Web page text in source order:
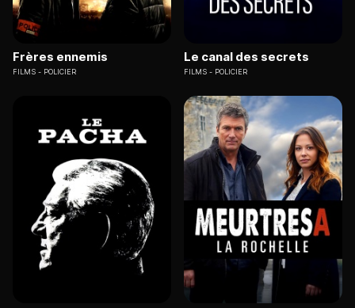
Frères ennemis
FILMS POLICIER
Le canal des secrets
FILMS POLICIER